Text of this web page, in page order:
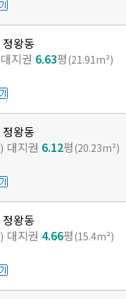
왕동
대지권 6.63평(21.91m²)
왕동
대지권 6.12평(20.23m²)
왕동
대지권 4.66평(15.4m²)